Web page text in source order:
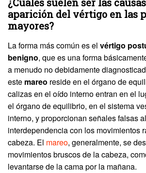
¿Cuáles suelen ser las
aparición del vértigo en las
mayores?
La forma más común es el vértigo
benigno, que es una forma
a menudo no debidamente
este mareo reside en el órgano de
calizas en el oído interno entran en el
el órgano de equilibrio, en el sistema
interno, y proporcionan señales falsas
interdependencia con los movimientos
cabeza. El mareo, generalmente, se
movimientos bruscos de la cabeza,
levantarse de la cama por la mañana.